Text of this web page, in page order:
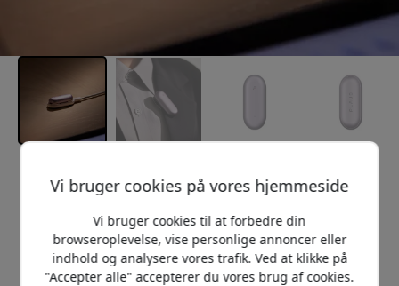
Anbefalet pris
1 299 DKK
Køb nu
Vi bruger cookies på vores hjemmeside
Vi bruger cookies til at forbedre din
browseroplevelse, vise personlige annoncer eller
indhold og analysere vores trafik. Ved at klikke på
"Accepter alle" accepterer du vores brug af cookies.